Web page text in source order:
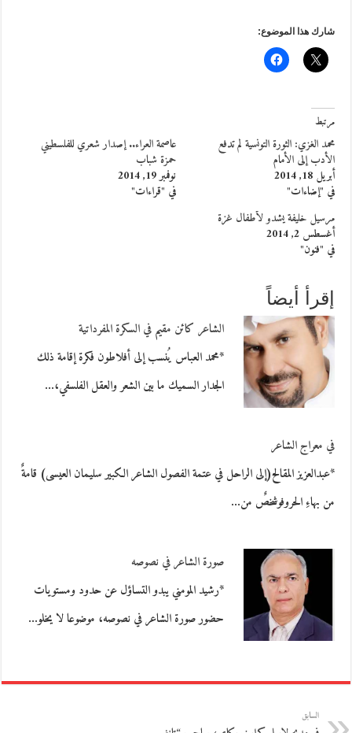
شارك هذا الموضوع:
مرتبط
محمد الغزي: الثورة التونسية لم تدفع
الأدب إلى الأمام
أبريل 18, 2014
في "إضاءات"
عاصمة العراء.. إصدار شعري للفلسطيني
حمزة شباب
نوفمبر 19, 2014
في "قراءات"
مرسيل خليفة يشدو لأطفال غزة
أغسطس 2, 2014
في "فنون"
إقرأ أيضاً
الشاعر كائن مقيم في السكرة المفرداتية
*محمد العباس يُنسب إلى أفلاطون فكرة إقامة ذلك
الجدار السميك ما بين الشعر والعقل الفلسفي،…
في معراج الشاعر
*عبدالعزيز المقالح(إلى الراحل في عتمة الفصول الشاعر الكبير سليمان العيسى) قامةٌ
من بهاءِ الحروفوشخصٌ من…
صورة الشاعر في نصوصه
*رشيد المومني يبدو التساؤل عن حدود ومستويات
حضور صورة الشاعر في نصوصه، موضوعا لا يخلو…
السابق